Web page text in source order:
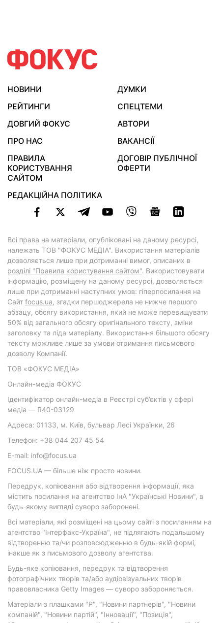
НОВИНИ
ДУМКИ
РЕЙТИНГИ
СПЕЦТЕМИ
ДОВГИЙ ФОКУС
АВТОРИ
ПРО НАС
ВАКАНСІЇ
ПРАВИЛА
КОРИСТУВАННЯ
САЙТОМ
ДОГОВІР ПУБЛІЧНОЇ
ОФЕРТИ
РЕДАКЦІЙНА ПОЛІТИКА
Всі права на матеріали, опубліковані на даному ресурсі,
належать ТОВ "ФОКУС МЕДІА". Використання матеріалів
дозволяється лише при дотриманні вимог, описаних в
розділі "Правила користування сайтом". Використовувати
інформацію, розміщену на даному ресурсі, дозволяється
лише при дотриманні наступних умов: гіперпосилання на
Cайт focus.ua, згадки першоджерела не нижче першого
абзацу, обсягу використання, який не може перевищувати
50% від загального обсягу оригінального тексту, зміни
заголовку та ліда матеріалу. Використання більшого обсягу
тексту можливе лише за умови отримання письмового
дозволу Компанії.
ТОВ «ФОКУС МЕДІА»
Онлайн-медіа ФОКУС
Ідентифікатор онлайн-медіа в Реєстрі суб’єктів у сфері
медіа — R40-03129
Адреса: 01133, м. Київ, бульвар Лесі Українки, 26
Телефон: +38 044 207 45 54
E-mail: info@focus.ua
FOCUS.UA — більше ніж просто новини.
Передрук, копіювання або відтворення інформації, яка
містить посилання на агентство ІнА "Українські Новини", в
будь-якому вигляді суворо заборонені.
Всі матеріали, які розміщені на цьому сайті з посиланням на
агентство "Інтерфакс-Україна", не підлягають подальшому
відтворенню та/чи розповсюдженню в будь-якій формі,
інакше як з письмового дозволу агентства.
Будь-яке копіювання, передрук та відтворення
фотографічних творів та/або аудіовізуальних творів
правовласника Getty Images — суворо забороняється.
Матеріали з плашками "Р", "Новини партнерів", "Новини
компаній", "Новини партій", "Інновації", "Позиція",